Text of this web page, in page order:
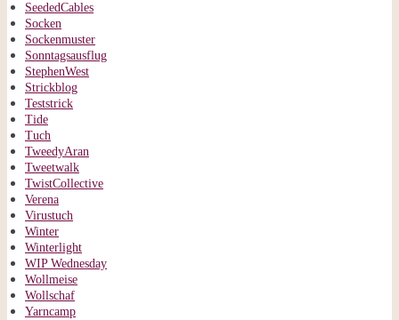
SeededCables
Socken
Sockenmuster
Sonntagsausflug
StephenWest
Strickblog
Teststrick
Tide
Tuch
TweedyAran
Tweetwalk
TwistCollective
Verena
Virustuch
Winter
Winterlight
WIP Wednesday
Wollmeise
Wollschaf
Yarncamp